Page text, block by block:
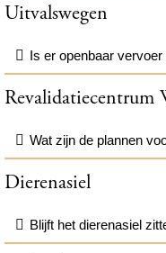
Uitvalswegen
Is er openbaar
Revalidatiecentrum
Wat zijn de plannen
Dierenasiel
Blijft het dierenasiel